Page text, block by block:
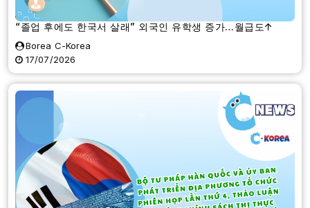
“졸업 후에도 한국서 살래” 외국인 유학생 증가…월급도↑
Borea C-Korea
17/07/2026